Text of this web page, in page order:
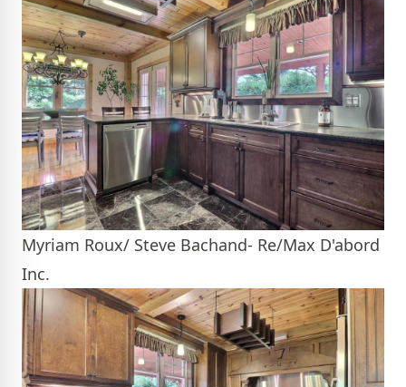
Myriam Roux/ Steve Bachand- Re/Max D'abord
Inc.